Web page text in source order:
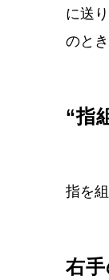
に送
のと
“指
指を
右